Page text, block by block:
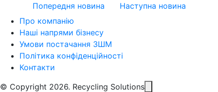
Попередня новина
Наступна новина
Про компанію
Наші напрями бізнесу
Умови постачання ЗШМ
Політика конфіденційності
Контакти
© Copyright 2026. Recycling Solutions